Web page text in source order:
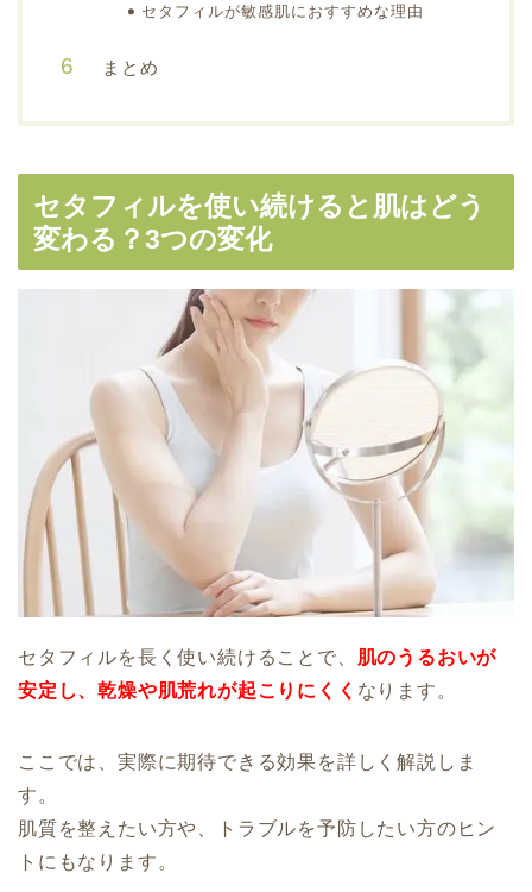
セタフィルが敏感肌におすすめな理由
まとめ
セタフィルを使い続けると肌はどう
変わる？3つの変化
セタフィルを長く使い続けることで、 肌のうるおいが
安定し、乾燥や肌荒れが起こりにくく なります。
ここでは、実際に期待できる効果を詳しく解説しま
す。
肌質を整えたい方や、トラブルを予防したい方のヒン
トにもなります。